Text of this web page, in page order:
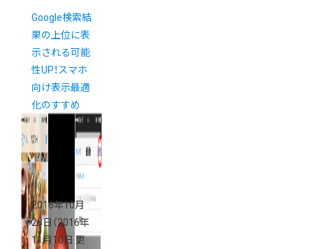
Google検索結
果の上位に表
示される可能
性UP！スマホ
向け表示最適
化のすすめ
2016年10月
28日 （2016年
11月10日 更